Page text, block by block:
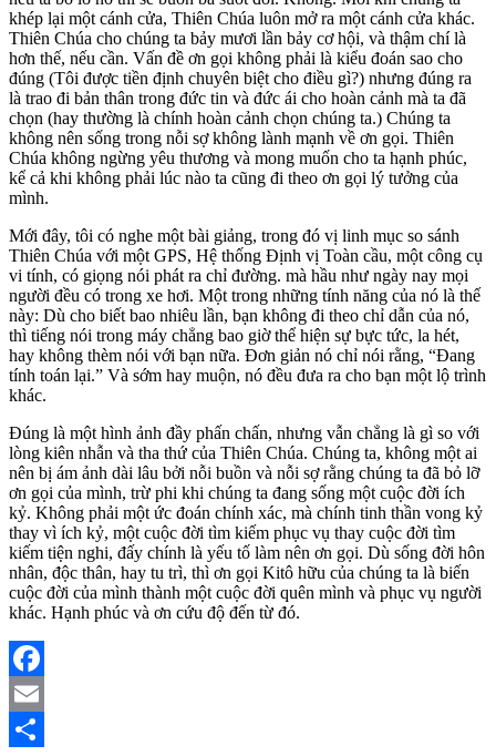
khép lại một cánh cửa, Thiên Chúa luôn mở ra một cánh cửa khác.
Thiên Chúa cho chúng ta bảy mươi lần bảy cơ hội, và thậm chí là
hơn thế, nếu cần. Vấn đề ơn gọi không phải là kiểu đoán sao cho
đúng (Tôi được tiền định chuyên biệt cho điều gì?) nhưng đúng ra
là trao đi bản thân trong đức tin và đức ái cho hoàn cảnh mà ta đã
chọn (hay thường là chính hoàn cảnh chọn chúng ta.) Chúng ta
không nên sống trong nỗi sợ không lành mạnh về ơn gọi. Thiên
Chúa không ngừng yêu thương và mong muốn cho ta hạnh phúc,
kể cả khi không phải lúc nào ta cũng đi theo ơn gọi lý tưởng của
mình.
Mới đây, tôi có nghe một bài giảng, trong đó vị linh mục so sánh
Thiên Chúa với một GPS, Hệ thống Định vị Toàn cầu, một công cụ
vi tính, có giọng nói phát ra chỉ đường. mà hầu như ngày nay mọi
người đều có trong xe hơi. Một trong những tính năng của nó là thế
này: Dù cho biết bao nhiêu lần, bạn không đi theo chỉ dẫn của nó,
thì tiếng nói trong máy chẳng bao giờ thể hiện sự bực tức, la hét,
hay không thèm nói với bạn nữa. Đơn giản nó chỉ nói rằng, “Đang
tính toán lại.” Và sớm hay muộn, nó đều đưa ra cho bạn một lộ trình
khác.
Đúng là một hình ảnh đầy phấn chấn, nhưng vẫn chẳng là gì so với
lòng kiên nhẫn và tha thứ của Thiên Chúa. Chúng ta, không một ai
nên bị ám ảnh dài lâu bởi nỗi buồn và nỗi sợ rằng chúng ta đã bỏ lỡ
ơn gọi của mình, trừ phi khi chúng ta đang sống một cuộc đời ích
kỷ. Không phải một ức đoán chính xác, mà chính tinh thần vong kỷ
thay vì ích kỷ, một cuộc đời tìm kiếm phục vụ thay cuộc đời tìm
kiếm tiện nghi, đấy chính là yếu tố làm nên ơn gọi. Dù sống đời hôn
nhân, độc thân, hay tu trì, thì ơn gọi Kitô hữu của chúng ta là biến
cuộc đời của mình thành một cuộc đời quên mình và phục vụ người
khác. Hạnh phúc và ơn cứu độ đến từ đó.
Facebook
Email